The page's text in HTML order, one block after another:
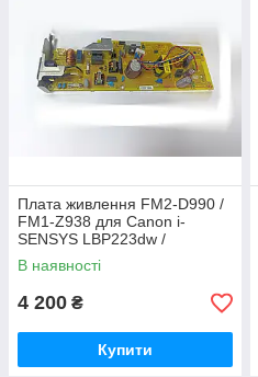
Плата живлення FM2-D990 /
FM1-Z938 для Canon i-
SENSYS LBP223dw /
LBP214dw
В наявності
4 200 ₴
Купити